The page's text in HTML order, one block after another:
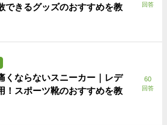
できるグッズのおすすめを教
回答
くならないスニーカー｜レデ
！スポーツ靴のおすすめを教
60
回答